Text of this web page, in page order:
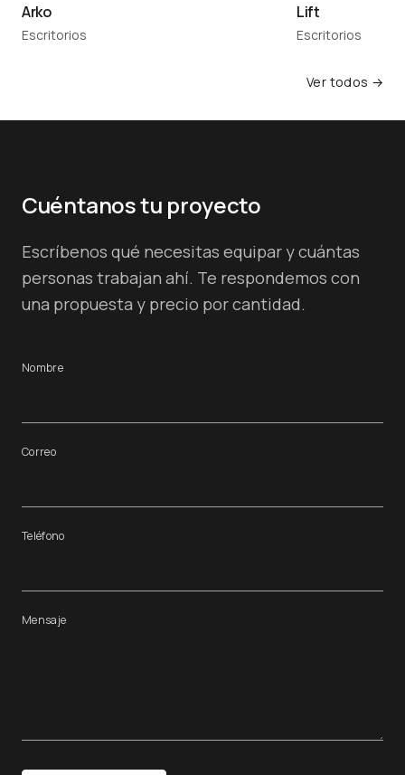
Arko
Escritorios
Lift
Escritorios
Ver todos →
Cuéntanos tu proyecto
Escríbenos qué necesitas equipar y cuántas
personas trabajan ahí. Te respondemos con
una propuesta y precio por cantidad.
Nombre
Correo
Teléfono
Mensaje